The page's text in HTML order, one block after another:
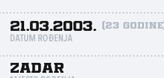
21.03.2003. (23 godine)
DATUM ROĐENJA
Zadar